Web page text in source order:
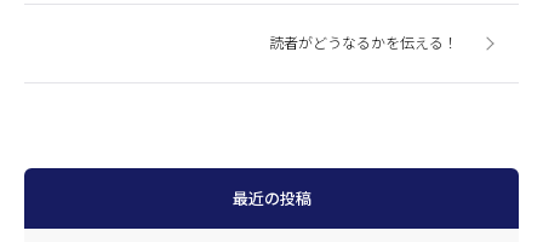
読者がどうなるかを伝える！
最近の投稿